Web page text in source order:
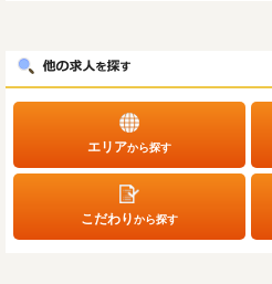
エリアから探す
こだわりから探す